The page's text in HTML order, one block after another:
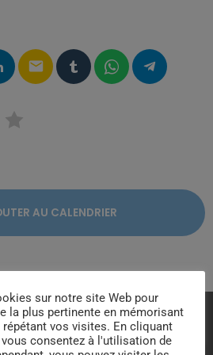
email
AU CALENDRIER
AUSSI
sur notre site Web pour
la plus pertinente en mémorisant
vos visites. En cliquant
consentez à l'utilisation de